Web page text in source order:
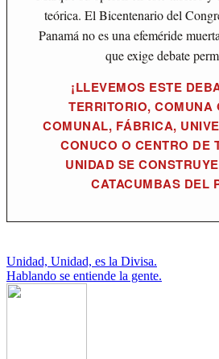
teórica. El Bicentenario del
Panamá no es una efeméride
que exige debate
¡LLEVEMOS ESTE
TERRITORIO, COMUNA
COMUNAL, FÁBRICA,
CONUCO O CENTRO DE
UNIDAD SE
CATACUMBAS DEL
Navegación
de
entradas
Unidad, Unidad, es la Divisa.
Hablando se entiende la gente.